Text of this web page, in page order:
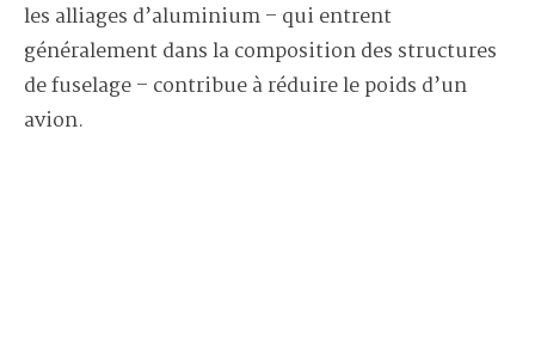
les alliages d’aluminium – qui entrent
généralement dans la composition des structures
de fuselage – contribue à réduire le poids d’un
avion.